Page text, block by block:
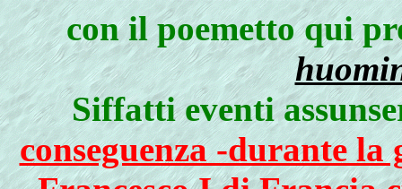
con il poemetto qui
Siffatti eventi
conseguenza -durante